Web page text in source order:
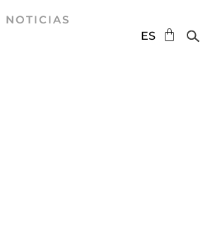
NOTICIAS
ES
EN